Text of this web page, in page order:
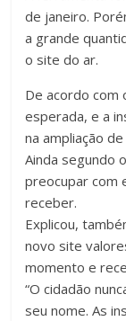
de janeiro.
a grande
o site do ar.
De acordo com
esperada, e a
na ampliação
Ainda segundo
preocupar com
receber.
Explicou,
novo site
momento e
“O cidadão
seu nome. As